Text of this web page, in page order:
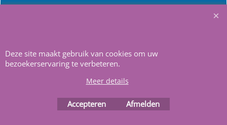
Webwinkel gemaakt met
ShopFactory webwinkel
Deze site maakt gebruik van cookies om uw
bezoekerservaring te verbeteren.
Meer details
Accepteren Afmelden